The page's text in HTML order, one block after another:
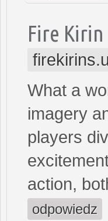
Fire Kirin
What a
imagery
players
action,
odpowiedz